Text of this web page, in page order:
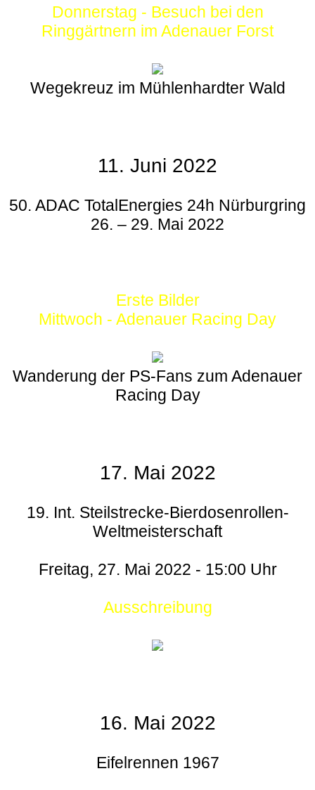
Donnerstag - Besuch bei den
Ringgärtnern im Adenauer Forst
Wegekreuz im Mühlenhardter Wald
11. Juni 2022
50. ADAC TotalEnergies 24h Nürburgring
26. – 29. Mai 2022
Erste Bilder
Mittwoch - Adenauer Racing Day
Wanderung der PS-Fans zum Adenauer
Racing Day
17. Mai 2022
19. Int. Steilstrecke-Bierdosenrollen-
Weltmeisterschaft
Freitag, 27. Mai 2022 - 15:00 Uhr
Ausschreibung
16. Mai 2022
Eifelrennen 1967